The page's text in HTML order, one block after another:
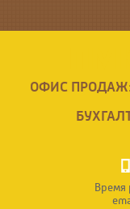
ОФИС
Время